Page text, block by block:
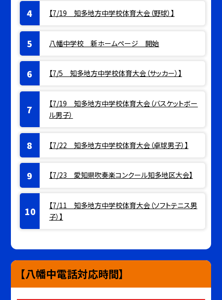
【7/19 知多地方中学校体育大会（野球）】
八幡中学校 新ホームページ 開始
【7/5 知多地方中学校体育大会（サッカー）】
【7/19 知多地方中学校体育大会（バスケットボー
ル男子）
【7/22 知多地方中学校体育大会（卓球男子）】
【7/23 愛知県吹奏楽コンクール知多地区大会】
【7/11 知多地方中学校体育大会（ソフトテニス男
子）】
【八幡中電話対応時間】